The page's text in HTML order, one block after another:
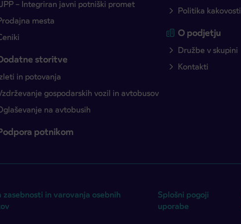
– Integriran javni potniški promet
mesta
storitve
in potovanja
gospodarskih vozil in avtobusov
na avtobusih
potnikom
Politika kakovosti
O podjetju
Družbe v skupini
Kontakti
zasebnosti in varovanja osebnih
Splošni pogoji
uporabe